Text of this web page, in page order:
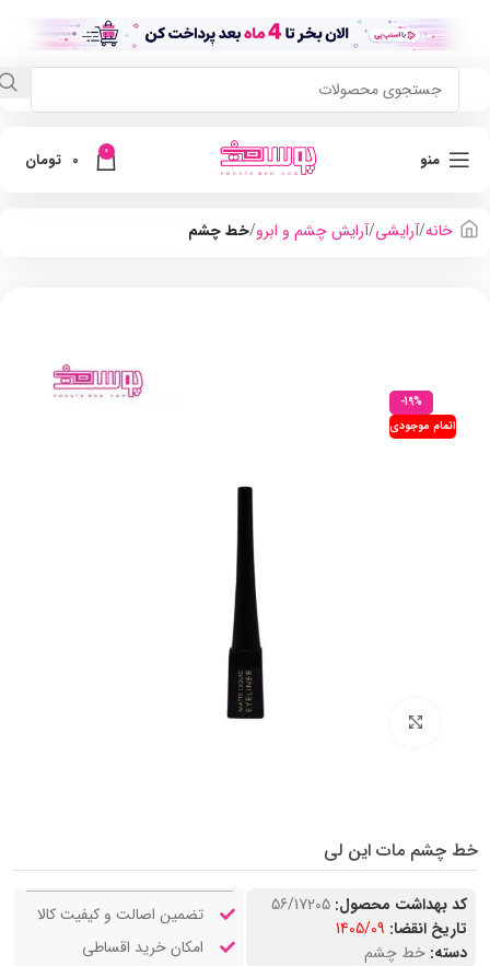
منو 0
0 تومان
خانه آرایشی آرایش چشم و ابرو خط چشم
-19%
اتمام موجودی
خط چشم مات این لی
کد بهداشت محصول: 56/17205
تاریخ انقضا: 1405/09
دسته: خط چشم
تضمین اصالت و کیفیت کالا
امکان خرید اقساطی